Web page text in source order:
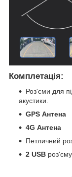
Комплетація:
Роз'єми для
акустики.
GPS Антена
4G Антена
Петличний
2 USB роз'єму.